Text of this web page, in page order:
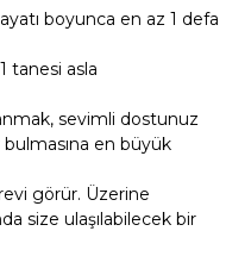
boyunca en az 1 defa
tanesi asla
sevimli dostunuz
en büyük
görür. Üzerine
size ulaşılabilecek bir